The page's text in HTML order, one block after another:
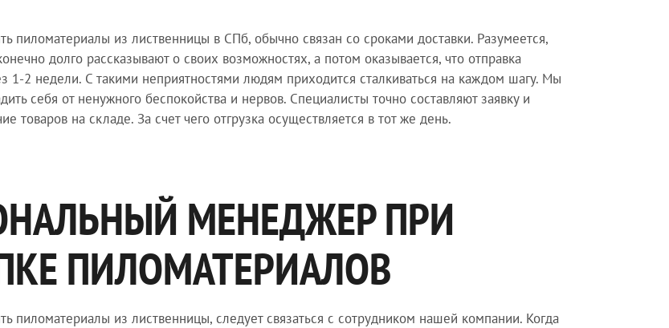
пиломатериалы из лиственницы в СПб, обычно связан со сроками доставки. Разумеется,
долго рассказывают о своих возможностях, а потом оказывается, что отправка
1-2 недели. С такими неприятностями людям приходится сталкиваться на каждом шагу. Мы
себя от ненужного беспокойства и нервов. Специалисты точно составляют заявку и
товаров на складе. За счет чего отгрузка осуществляется в тот же день.
МЕНЕДЖЕР ПРИ
ПИЛОМАТЕРИАЛОВ
пиломатериалы из лиственницы, следует связаться с сотрудником нашей компании. Когда